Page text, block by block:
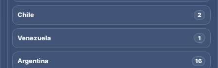
Chile 2
Venezuela 1
Argentina 16